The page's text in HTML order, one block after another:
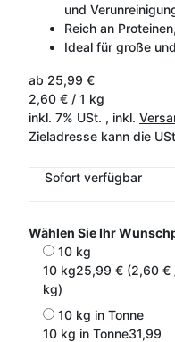
und
Reich an
Ideal für große
ab 25,99 €
2,60 € / 1 kg
inkl. 7% USt. , inkl.
Zieladresse kann die
Sofort verfügbar
Wählen Sie Ihr
10 kg
10 kg25,99 € (2,60 €
kg)
10 kg in Tonne
10 kg in Tonne31,99